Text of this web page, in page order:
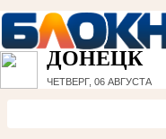
ДОНЕЦК
ЧЕТВЕРГ, 06 АВГУСТА